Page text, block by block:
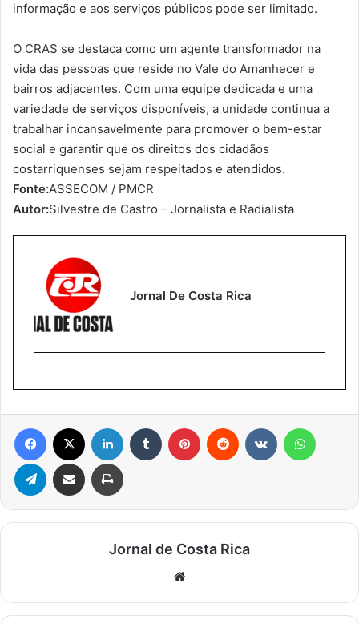
informação e aos serviços públicos pode ser limitado.
O CRAS se destaca como um agente transformador na
vida das pessoas que reside no Vale do Amanhecer e
bairros adjacentes. Com uma equipe dedicada e uma
variedade de serviços disponíveis, a unidade continua a
trabalhar incansavelmente para promover o bem-estar
social e garantir que os direitos dos cidadãos
costarriquenses sejam respeitados e atendidos.
Fonte:ASSECOM / PMCR
Autor:Silvestre de Castro – Jornalista e Radialista
Jornal De Costa Rica
Facebook Linkedin Tumblr Pinterest Reddit
Telegram Compartilhar via e-mail Imprimir
Jornal de Costa Rica